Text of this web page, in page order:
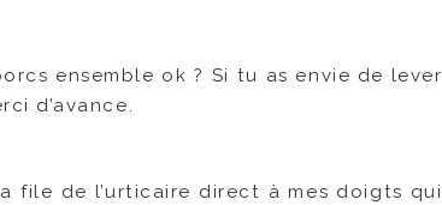
ensemble ok ? Si tu as envie de lever
d’avance.
file de l’urticaire direct à mes doigts qui